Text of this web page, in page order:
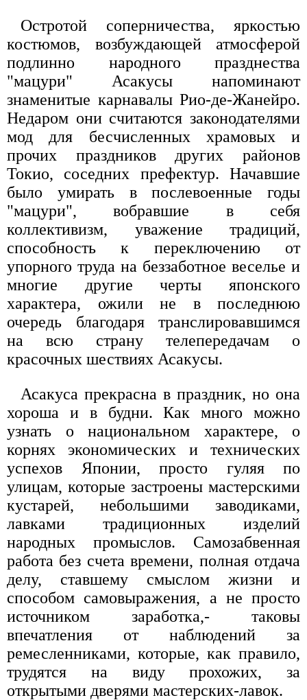
Остротой соперничества, яркостью
костюмов, возбуждающей атмосферой
подлинно народного празднества
"мацури" Асакусы напоминают
знаменитые карнавалы Рио-де-Жанейро.
Недаром они считаются законодателями
мод для бесчисленных храмовых и
прочих праздников других районов
Токио, соседних префектур. Начавшие
было умирать в послевоенные годы
"мацури", вобравшие в себя
коллективизм, уважение традиций,
способность к переключению от
упорного труда на беззаботное веселье и
многие другие черты японского
характера, ожили не в последнюю
очередь благодаря транслировавшимся
на всю страну телепередачам о
красочных шествиях Асакусы.
Асакуса прекрасна в праздник, но она
хороша и в будни. Как много можно
узнать о национальном характере, о
корнях экономических и технических
успехов Японии, просто гуляя по
улицам, которые застроены мастерскими
кустарей, небольшими заводиками,
лавками традиционных изделий
народных промыслов. Самозабвенная
работа без счета времени, полная отдача
делу, ставшему смыслом жизни и
способом самовыражения, а не просто
источником заработка,- таковы
впечатления от наблюдений за
ремесленниками, которые, как правило,
трудятся на виду прохожих, за
открытыми дверями мастерских-лавок.